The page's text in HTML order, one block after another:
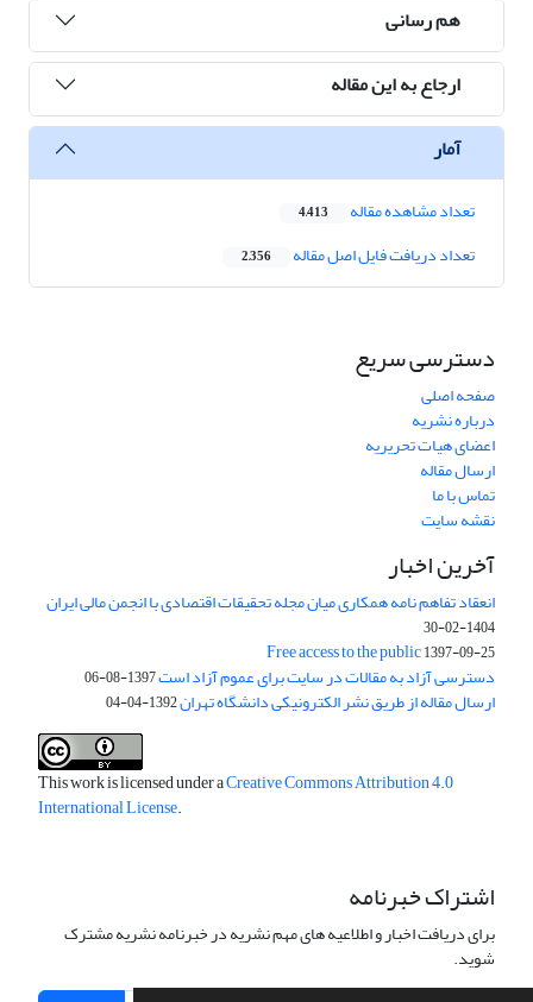
هم رسانی
ارجاع به این مقاله
آمار
تعداد مشاهده مقاله 4,413
تعداد دریافت فایل اصل مقاله 2,356
دسترسی سریع
صفحه اصلی
درباره نشریه
اعضای هیات تحریریه
ارسال مقاله
تماس با ما
نقشه سایت
آخرین اخبار
انعقاد تفاهم نامه همکاری میان مجله تحقیقات اقتصادی با انجمن مالی ایران
1404-02-30
Free access to the public1397-09-25
دسترسی آزاد به مقالات در سایت برای عموم آزاد است1397-08-06
ارسال مقاله از طریق نشر الکترونیکی دانشگاه تهران1392-04-04
This work is licensed under aCreative Commons Attribution 4.0
International License.
اشتراک خبرنامه
برای دریافت اخبار و اطلاعیه های مهم نشریه در خبرنامه نشریه مشترک
شوید.